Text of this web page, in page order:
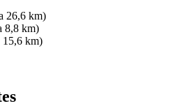
26,6 km)
8,8 km)
15,6 km)